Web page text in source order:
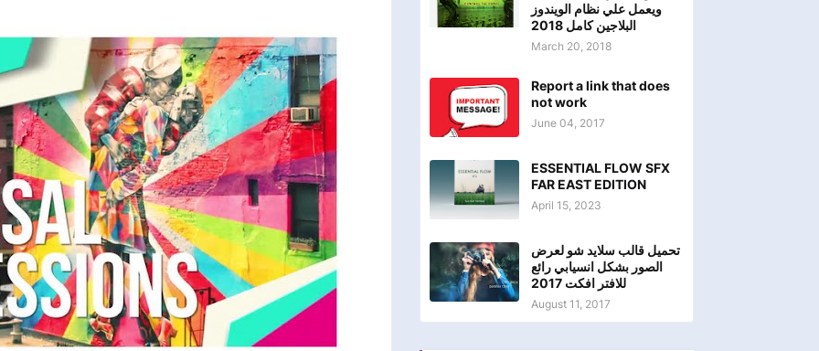
ويعمل علي نظام الويندوز
البلاجين كامل 2018
March 20, 2018
Report a link that does
not work
June 04, 2017
ESSENTIAL FLOW SFX
FAR EAST EDITION
April 15, 2023
تحميل قالب سلايد شو لعرض
الصور بشكل انسيابي رائع
للافتر افكت 2017
August 11, 2017